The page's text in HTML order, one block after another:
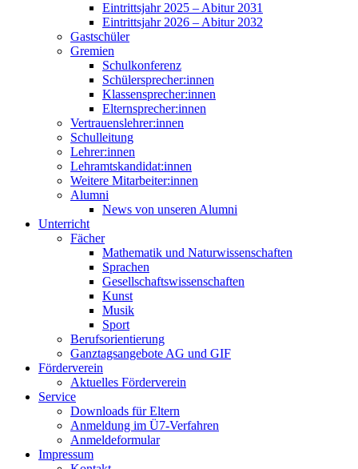
Eintrittsjahr 2025 – Abitur 2031
Eintrittsjahr 2026 – Abitur 2032
Gastschüler
Gremien
Schulkonferenz
Schülersprecher:innen
Klassensprecher:innen
Elternsprecher:innen
Vertrauenslehrer:innen
Schulleitung
Lehrer:innen
Lehramtskandidat:innen
Weitere Mitarbeiter:innen
Alumni
News von unseren Alumni
Unterricht
Fächer
Mathematik und Naturwissenschaften
Sprachen
Gesellschaftswissenschaften
Kunst
Musik
Sport
Berufsorientierung
Ganztagsangebote AG und GIF
Förderverein
Aktuelles Förderverein
Service
Downloads für Eltern
Anmeldung im Ü7-Verfahren
Anmeldeformular
Impressum